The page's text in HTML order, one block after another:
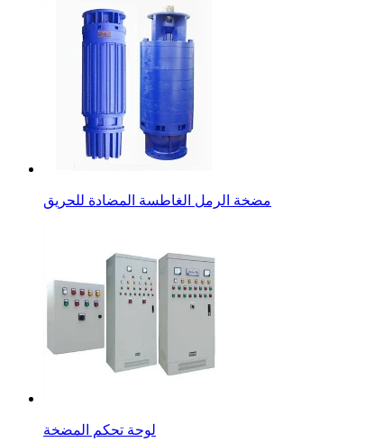
مضخة الرمل الغاطسة المضادة للحريق
لوحة تحكم المضخة